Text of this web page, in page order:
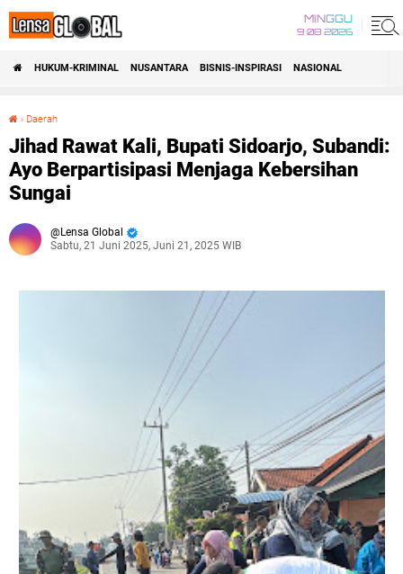
MINGGU
9 08 2026
HUKUM-KRIMINAL NUSANTARA BISNIS-INSPIRASI NASIONAL
› Daerah
Jihad Rawat Kali, Bupati Sidoarjo, Subandi:
Ayo Berpartisipasi Menjaga Kebersihan
Sungai
Lensa Global
Sabtu, 21 Juni 2025, Juni 21, 2025 WIB